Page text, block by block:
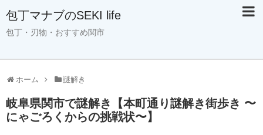
包丁マナブのSEKI life
包丁・刃物・おすすめ関市
ホーム 謎解き
岐阜県関市で謎解き【本町通り謎解き街歩き 〜
にゃごろくからの挑戦状〜】